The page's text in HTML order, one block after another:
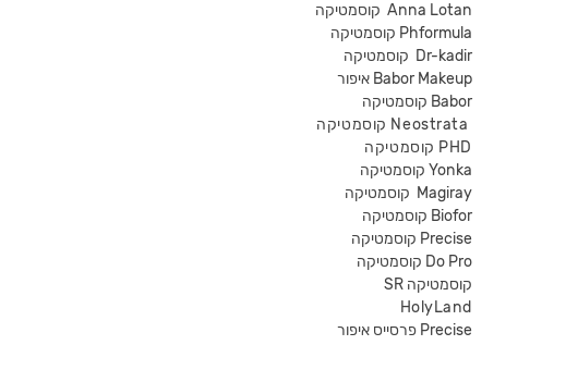
קוסמטיקה Anna Lotan
קוסמטיקה Phformula
קוסמטיקה Dr-kadir
איפור Babor Makeup
קוסמטיקה Babor
קוסמטיקה Neostrata
קוסמטיקה PHD
קוסמטיקה Yonka
Magiray
קוסמטיקה Biofor
קוסמטיקה Precise
קוסמטיקה Do Pro
SR קוסמטיקה
HolyLand
פרסייס איפור Precise